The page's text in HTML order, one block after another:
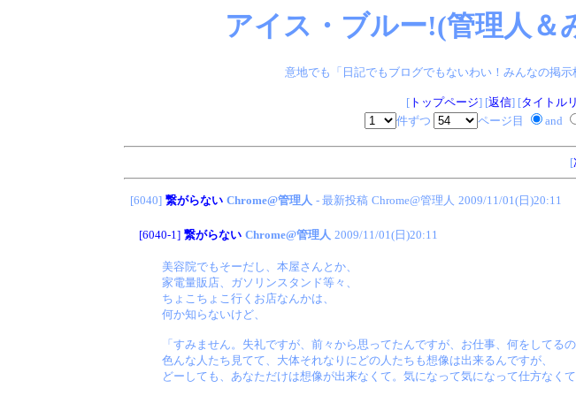
アイス・ブルー!(管理人＆
意地でも「日記でもブログでもないわい！みんなの掲
[トップページ] [返信] [タイトル
件ずつ
ページ目 and
[
[6040] 繋がらない Chrome@管理人 - 最新投稿 Chrome@管理人 2009/11/01(日)20:11
[6040-1] 繋がらない Chrome@管理人 2009/11/01(日)20:11
美容院でもそーだし、本屋さんとか、
家電量販店、ガソリンスタンド等々、
ちょこちょこ行くお店なんかは、
何か知らないけど、
「すみません。失礼ですが、前々から思ってたんですが、お仕事、何をしてる
色んな人たち見てて、大体それなりにどの人たちも想像は出来るんですが、
どーしても、あなただけは想像が出来なくて。気になって気になって仕方なく